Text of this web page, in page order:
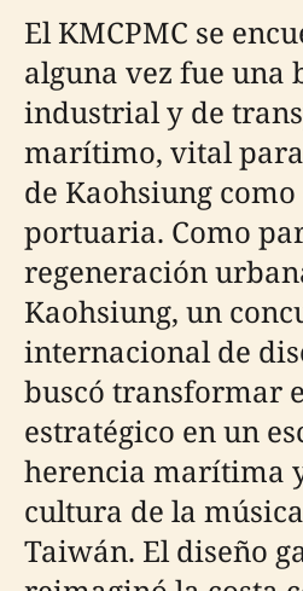
El KMCPMC se
alguna vez fue una
industrial y de
marítimo, vital
de Kaohsiung
portuaria. Como
regeneración
Kaohsiung, un
internacional de
buscó transformar
estratégico en un
herencia marítima
cultura de la
Taiwán. El diseño